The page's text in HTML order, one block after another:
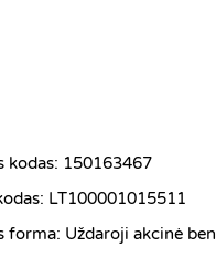
kodas: 150163467
LT100001015511
forma: Uždaroji akcinė